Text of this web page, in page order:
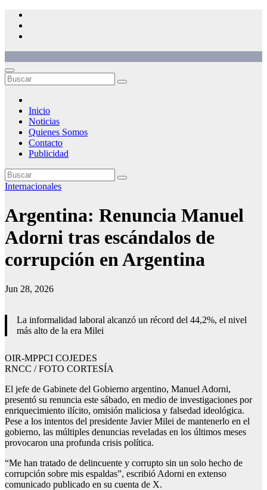
Saltar
contenido
Inicio
Noticias
Quienes Somos
Contacto
Publicidad
Internacionales
Argentina: Renuncia Manuel
Adorni tras escándalos de
corrupción en Argentina
Jun 28, 2026
La informalidad laboral alcanzó un récord del 44,2%, el nivel
más alto de la era Milei
OIR-MPPCI COJEDES
RNCC / FOTO CORTESÍA
El jefe de Gabinete del Gobierno argentino, Manuel Adorni,
presentó su renuncia este sábado, en medio de investigaciones por
enriquecimiento ilícito, omisión maliciosa y falsedad ideológica.
Pese a los intentos del presidente Javier Milei de mantenerlo en el
gobierno, las múltiples denuncias reveladas en los últimos meses
provocaron una profunda crisis política.
“Me han tratado de delincuente y corrupto sin un solo hecho de
corrupción sobre mis espaldas”, escribió Adorni en extenso
comunicado publicado en su cuenta de X.